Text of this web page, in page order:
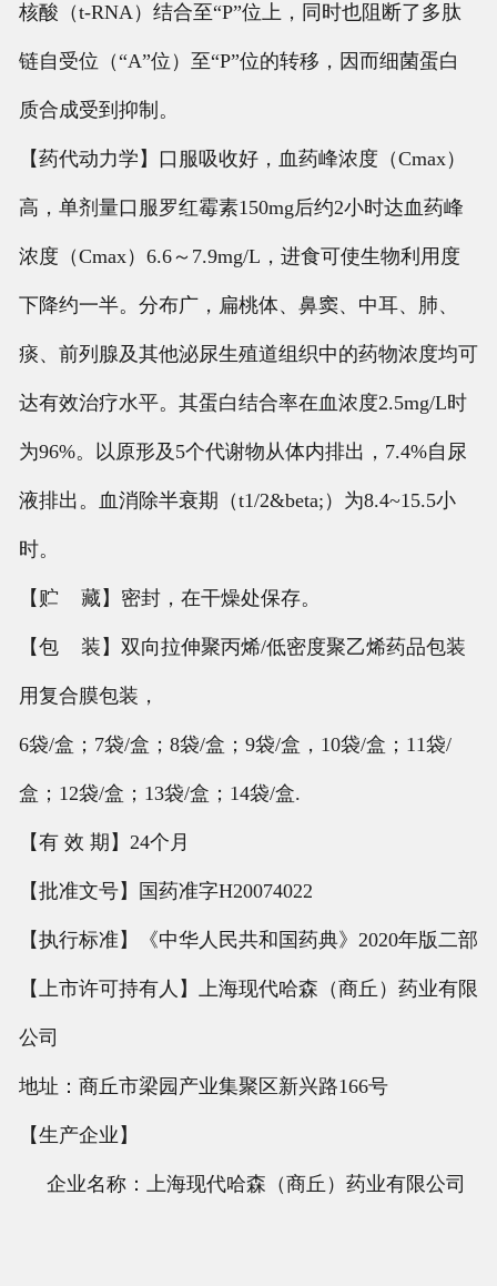
核酸（t-RNA）结合至“P”位上，同时也阻断了多肽
链自受位（“A”位）至“P”位的转移，因而细菌蛋白
质合成受到抑制。
【药代动力学】口服吸收好，血药峰浓度（Cmax）
高，单剂量口服罗红霉素150mg后约2小时达血药峰
浓度（Cmax）6.6～7.9mg/L，进食可使生物利用度
下降约一半。分布广，扁桃体、鼻窦、中耳、肺、
痰、前列腺及其他泌尿生殖道组织中的药物浓度均可
达有效治疗水平。其蛋白结合率在血浓度2.5mg/L时
为96%。以原形及5个代谢物从体内排出，7.4%自尿
液排出。血消除半衰期（t1/2&beta;）为8.4~15.5小
时。
【贮 藏】密封，在干燥处保存。
【包 装】双向拉伸聚丙烯/低密度聚乙烯药品包装
用复合膜包装，
6袋/盒；7袋/盒；8袋/盒；9袋/盒，10袋/盒；11袋/
盒；12袋/盒；13袋/盒；14袋/盒.
【有 效 期】24个月
【批准文号】国药准字H20074022
【执行标准】《中华人民共和国药典》2020年版二部
【上市许可持有人】上海现代哈森（商丘）药业有限
公司
地址：商丘市梁园产业集聚区新兴路166号
【生产企业】
企业名称：上海现代哈森（商丘）药业有限公司